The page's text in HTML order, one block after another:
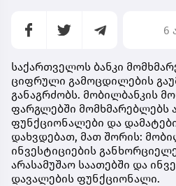
6
საქართველოს ბანკი
ციფრული გამოცდილების
განაგრძობს. მობილბანკის
ფარგლებში მომხმარებლებს
ფუნქციონალები და
დახვდებათ, მათ შორის:
ინვესტიციების
არასამუშაო საათებში და
დავალების ფუნქციონალი.